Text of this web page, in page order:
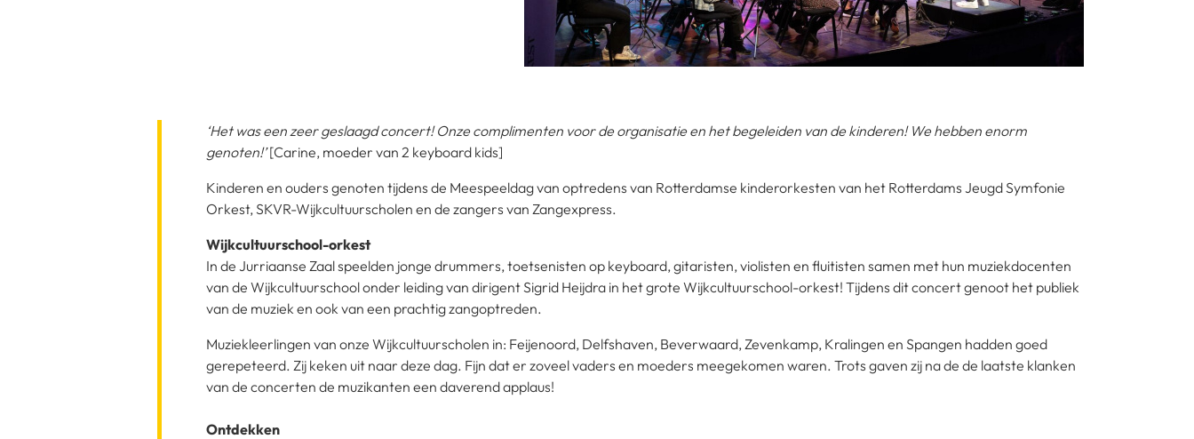
‘Het was een zeer geslaagd concert! Onze complimenten voor de organisatie en het begeleiden van de kinderen! We hebben enorm
genoten!’[Carine, moeder van 2 keyboard kids]
Kinderen en ouders genoten tijdens de Meespeeldag van optredens van Rotterdamse kinderorkesten van het Rotterdams Jeugd Symfonie
Orkest, SKVR-Wijkcultuurscholen en de zangers van Zangexpress.
Wijkcultuurschool-orkest
In de Jurriaanse Zaal speelden jonge drummers, toetsenisten op keyboard, gitaristen, violisten en fluitisten samen met hun muziekdocenten
van de Wijkcultuurschool onder leiding van dirigent Sigrid Heijdra in het grote Wijkcultuurschool-orkest! Tijdens dit concert genoot het publiek
van de muziek en ook van een prachtig zangoptreden.
Muziekleerlingen van onze Wijkcultuurscholen in: Feijenoord, Delfshaven, Beverwaard, Zevenkamp, Kralingen en Spangen hadden goed
gerepeteerd. Zij keken uit naar deze dag. Fijn dat er zoveel vaders en moeders meegekomen waren. Trots gaven zij na de de laatste klanken
van de concerten de muzikanten een daverend applaus!
Ontdekken